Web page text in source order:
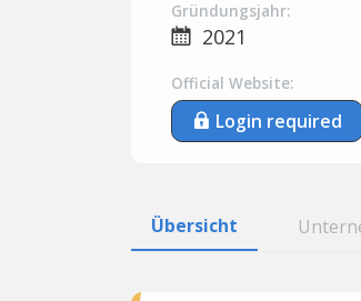
Gründungsjahr:
2021
Official Website:
Login required
Übersicht